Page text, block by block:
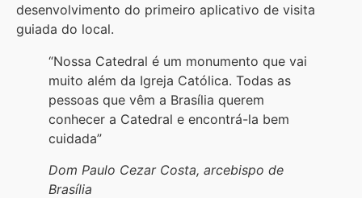
desenvolvimento do primeiro aplicativo de visita
guiada do local.
“Nossa Catedral é um monumento que vai
muito além da Igreja Católica. Todas as
pessoas que vêm a Brasília querem
conhecer a Catedral e encontrá-la bem
cuidada”
Dom Paulo Cezar Costa, arcebispo de
Brasília